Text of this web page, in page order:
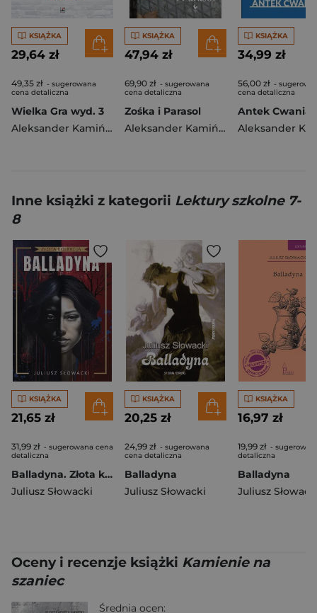
KSIĄŻKA
29,64 zł
49,35 zł - sugerowana
cena detaliczna
Wielka Gra wyd. 3
Aleksander Kamiński
KSIĄŻKA
47,94 zł
69,90 zł - sugerowana
cena detaliczna
Zośka i Parasol
Aleksander Kamiński
KSIĄŻKA
34,99 zł
56,00 zł -
cena detaliczna
Antek Cwaniak
Inne książki z kategorii Lektury szkolne 7-
8
KSIĄŻKA
21,65 zł
31,99 zł - sugerowana cena
detaliczna
Balladyna. Złota kolekcja
Juliusz Słowacki
KSIĄŻKA
20,25 zł
24,99 zł - sugerowana
cena detaliczna
Balladyna
Juliusz Słowacki
KSIĄŻKA
16,97 zł
19,99 zł -
detaliczna
Balladyna
Juliusz
Oceny i recenzje książki Kamienie na
szaniec
Średnia ocen: